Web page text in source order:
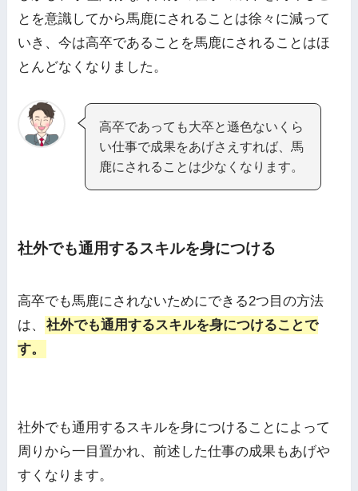
とを意識してから馬鹿にされることは徐々に減って
いき、今は高卒であることを馬鹿にされることはほ
とんどなくなりました。
高卒であっても大卒と遜色ないくら
い仕事で成果をあげさえすれば、馬
鹿にされることは少なくなります。
社外でも通用するスキルを身につける
高卒でも馬鹿にされないためにできる2つ目の方法
は、
社外でも通用するスキルを身につけることで
す。
社外でも通用するスキルを身につけることによって
周りから一目置かれ、前述した仕事の成果もあげや
すくなります。